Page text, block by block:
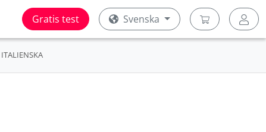
Gratis test Svenska
ITALIENSKA